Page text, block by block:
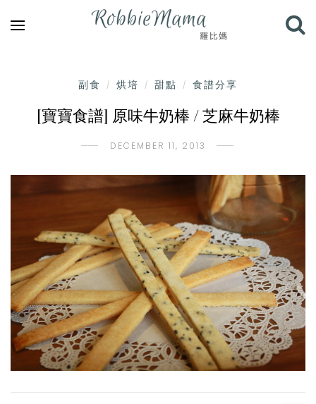
副食 / 烘培 / 甜點 / 食譜分享
[寶寶食譜] 原味牛奶棒 / 芝麻牛奶棒
DECEMBER 11, 2013